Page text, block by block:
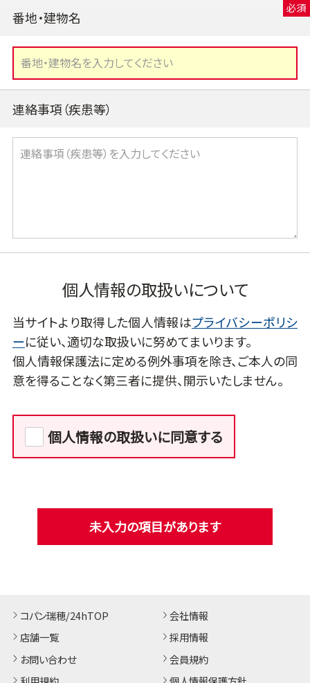
番地・建物名
連絡事項（疾患等）
個人情報の取扱いについて
当サイトより取得した個人情報はプライバシーポリシ
ーに従い、適切な取扱いに努めてまいります。
個人情報保護法に定める例外事項を除き、ご本人の同
意を得ることなく第三者に提供、開示いたしません。
個人情報の取扱いに同意する
未入力の項目があります
コパン瑞穂/24hTOP
店舗一覧
お問い合わせ
会社情報
採用情報
会員規約